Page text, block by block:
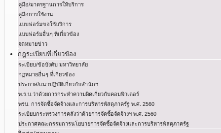
คู่มือ/มาตรฐานการให้บริการ
คู่มือการใช้งาน
แบบฟอร์มขอใช้บริการ
แบบฟอร์มอื่นๆ ที่เกี่ยวข้อง
จดหมายข่าว
กฎระเบียบที่เกี่ยวข้อง
ระเบียบ/ข้อบังคับ มหาวิทยาลัย
กฏหมายอื่นๆ ที่เกี่ยวข้อง
ประกาศ/แนวปฏิบัติเกี่ยวกับสำนักฯ
พ.ร.บ.ว่าด้วยการกระทําความผิดเกี่ยวกับคอมพิวเตอร์
พรบ. การจัดซื้อจัดจ้างและการบริหารพัสดุภาครัฐ พ.ศ. 2560
ระเบียบกระทรวงการคลังว่าด้วยการจัดซื้อจัดจ้างฯ พ.ศ. 2560
ประกาศคณะกรรมการนโยบายการจัดซื้อจัดจ้างและการบริหารพัสดุภาครัฐ